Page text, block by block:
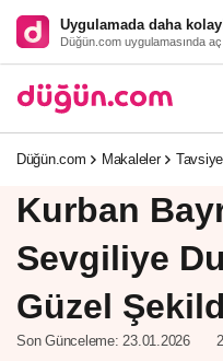
Uygulamada daha
Düğün.com uygulamasında aç
Düğün.com Makaleler
Kurban
Sevgiliye
Güzel
Son Günceleme: 23.01.2026